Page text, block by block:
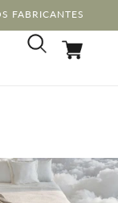
FABRICANTES
Carrito